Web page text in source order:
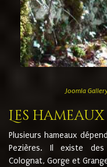
Joomla
Les hameaux
Plusieurs hameaux
Pezières. Il existe des
Colognat, Gorge et